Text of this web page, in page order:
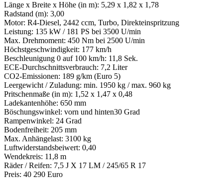
Länge x Breite x Höhe (in m): 5,29 x 1,82 x 1,78
Radstand (m): 3,00
Motor: R4-Diesel, 2442 ccm, Turbo, Direkteinspritzung
Leistung: 135 kW / 181 PS bei 3500 U/min
Max. Drehmoment: 450 Nm bei 2500 U/min
Höchstgeschwindigkeit: 177 km/h
Beschleunigung 0 auf 100 km/h: 11,8 Sek.
ECE-Durchschnittsverbrauch: 7,2 Liter
CO2-Emissionen: 189 g/km (Euro 5)
Leergewicht / Zuladung: min. 1950 kg / max. 960 kg
Pritschenmaße (in m): 1,52 x 1,47 x 0,48
Ladekantenhöhe: 650 mm
Böschungswinkel: vorn und hinten30 Grad
Rampenwinkel: 24 Grad
Bodenfreiheit: 205 mm
Max. Anhängelast: 3100 kg
Luftwiderstandsbeiwert: 0,40
Wendekreis: 11,8 m
Räder / Reifen: 7,5 J X 17 LM / 245/65 R 17
Preis: 40 290 Euro